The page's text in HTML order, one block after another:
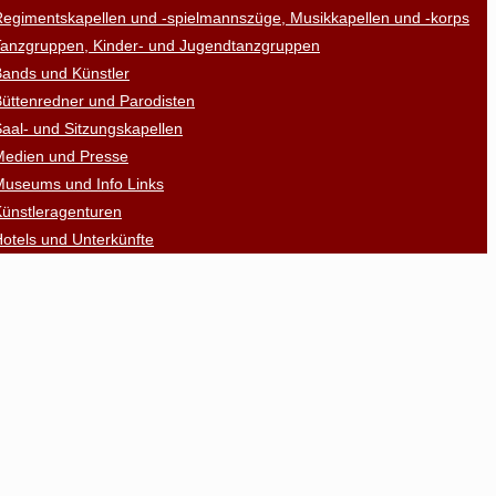
und -spielmannszüge, Musikkapellen und -korps
Kinder- und Jugendtanzgruppen
und Künstler
und Parodisten
und Sitzungskapellen
und Presse
und Info Links
und Unterkünfte